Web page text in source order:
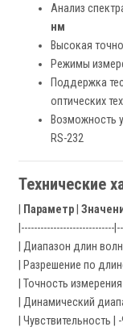
Анализ
нм
Высокая
Режимы
Поддержка
оптических
Возможность
RS-232
Технические
Параметр
|-----------------------------
| Диапазон длин
| Разрешение по
| Точность
| Динамический
| Чувствительность |